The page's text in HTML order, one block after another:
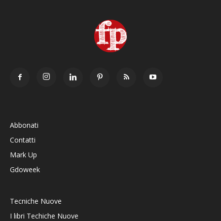
Abbonati
Contatti
Mark Up
Gdoweek
Tecniche Nuove
I libri Techiche Nuove